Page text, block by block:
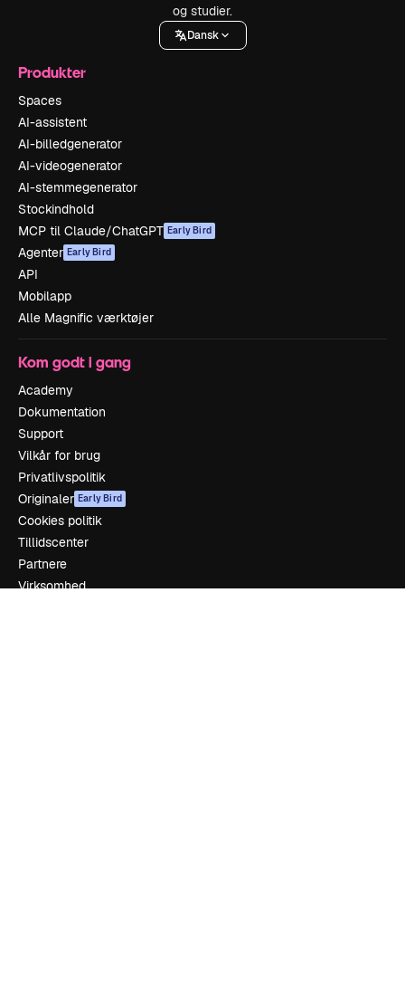
og studier.
Dansk
Produkter
Spaces
AI-assistent
AI-billedgenerator
AI-videogenerator
AI-stemmegenerator
Stockindhold
MCP til Claude/ChatGPT Early Bird
Agenter Early Bird
API
Mobilapp
Alle Magnific værktøjer
Kom godt i gang
Academy
Dokumentation
Support
Vilkår for brug
Privatlivspolitik
Originaler Early Bird
Cookies politik
Tillidscenter
Partnere
Virksomhed